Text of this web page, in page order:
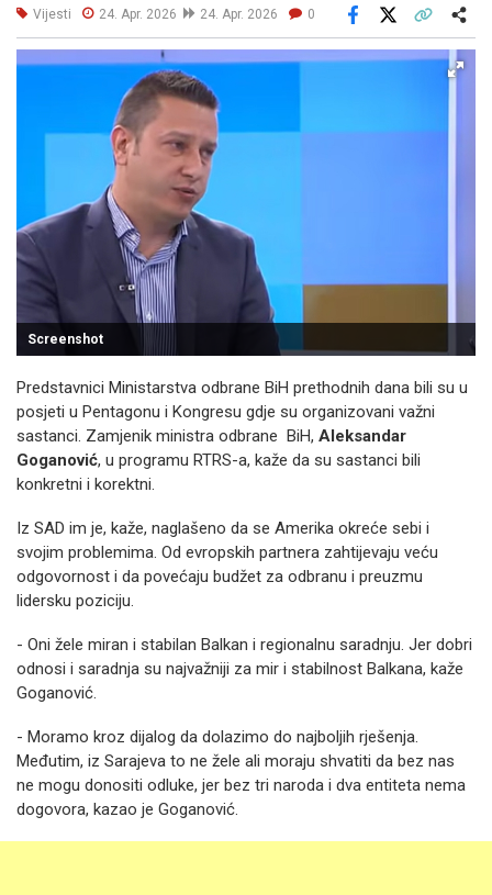
Vijesti 24. Apr. 2026 24. Apr. 2026 0
Facebook
Screenshot
Predstavnici Ministarstva odbrane BiH prethodnih dana bili su u
posjeti u Pentagonu i Kongresu gdje su organizovani važni
sastanci. Zamjenik ministra odbrane BiH, Aleksandar
Goganović, u programu RTRS-a, kaže da su sastanci bili
konkretni i korektni.
Iz SAD im je, kaže, naglašeno da se Amerika okreće sebi i
svojim problemima. Od evropskih partnera zahtijevaju veću
odgovornost i da povećaju budžet za odbranu i preuzmu
lidersku poziciju.
- Oni žele miran i stabilan Balkan i regionalnu saradnju. Јer dobri
odnosi i saradnja su najvažniji za mir i stabilnost Balkana, kaže
Goganović.
- Moramo kroz dijalog da dolazimo do najboljih rješenja.
Međutim, iz Sarajeva to ne žele ali moraju shvatiti da bez nas
ne mogu donositi odluke, jer bez tri naroda i dva entiteta nema
dogovora, kazao je Goganović.